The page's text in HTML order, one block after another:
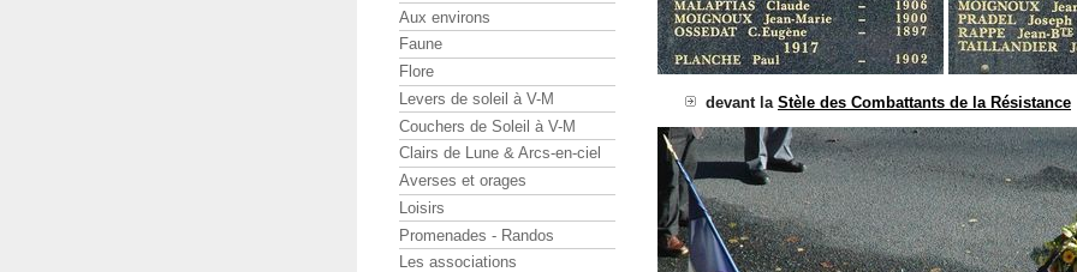
devant la Stèle des Combattants de la Résistance
Aux environs
Faune
Flore
Levers de soleil à V-M
Couchers de Soleil à V-M
Clairs de Lune & Arcs-en-ciel
Averses et orages
Loisirs
Promenades - Randos
Les associations